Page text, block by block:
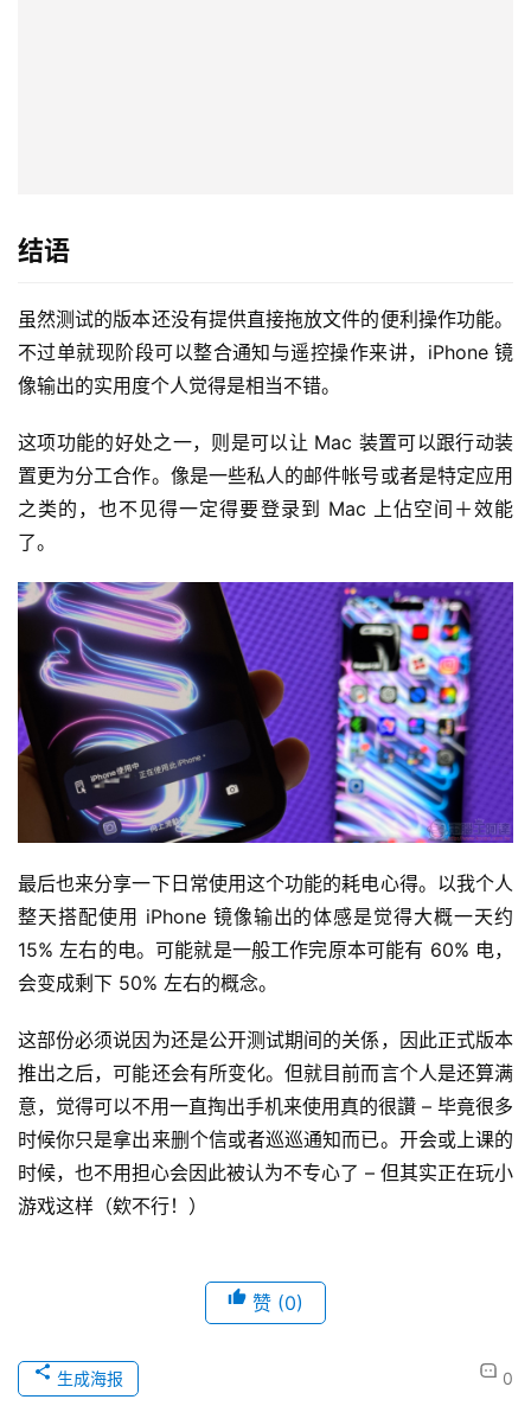
结语
虽然测试的版本还没有提供直接拖放文件的便利操作功能。
不过单就现阶段可以整合通知与遥控操作来讲，iPhone 镜
像输出的实用度个人觉得是相当不错。
这项功能的好处之一，则是可以让 Mac 装置可以跟行动装
置更为分工合作。像是一些私人的邮件帐号或者是特定应用
之类的，也不见得一定得要登录到 Mac 上佔空间＋效能
了。
最后也来分享一下日常使用这个功能的耗电心得。以我个人
整天搭配使用 iPhone 镜像输出的体感是觉得大概一天约
15% 左右的电。可能就是一般工作完原本可能有 60% 电，
会变成剩下 50% 左右的概念。
这部份必须说因为还是公开测试期间的关係，因此正式版本
推出之后，可能还会有所变化。但就目前而言个人是还算满
意，觉得可以不用一直掏出手机来使用真的很讚 – 毕竟很多
时候你只是拿出来删个信或者巡巡通知而已。开会或上课的
时候，也不用担心会因此被认为不专心了 – 但其实正在玩小
游戏这样（欸不行！）
赞 (0)
0
生成海报